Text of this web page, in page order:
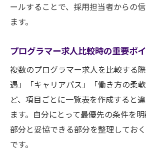
ールすることで、採用担当者からの
ます。
プログラマー求人比較時の重要ポ
複数のプログラマー求人を比較する
遇」「キャリアパス」「働き方の柔
ど、項目ごとに一覧表を作成すると
ます。自分にとって最優先の条件を
部分と妥協できる部分を整理してお
です。